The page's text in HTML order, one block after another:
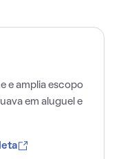
e amplia escopo
em aluguel e